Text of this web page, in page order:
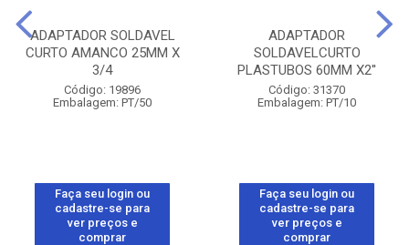
ADAPTADOR SOLDAVEL
CURTO AMANCO 25MM X
3/4
Código: 19896
Embalagem: PT/50
Faça seu login ou
cadastre-se para
ver preços e
comprar
ADAPTADOR
SOLDAVELCURTO
PLASTUBOS 60MM X2''
Código: 31370
Embalagem: PT/10
Faça seu login ou
cadastre-se para
ver preços e
comprar